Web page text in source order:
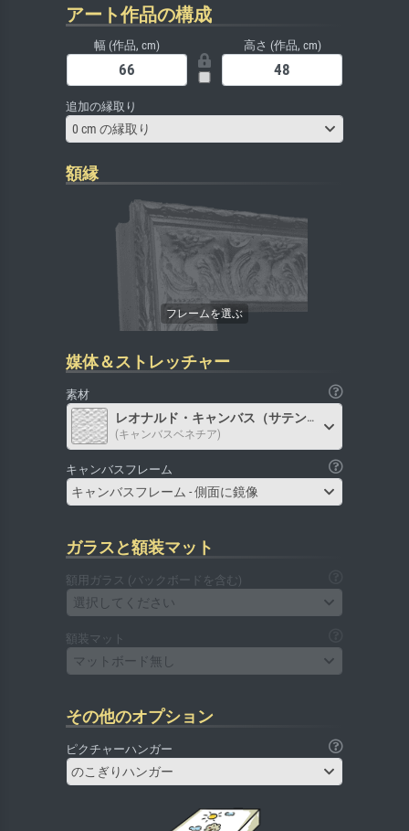
アート作品の構成
幅 (作品, cm) 高さ (作品, cm)
追加の縁取り
0 cm の縁取り
額縁
媒体＆ストレッチャー
素材
レオナルド・キャンバス（サテン）
(キャンバスベネチア)
キャンバスフレーム
キャンバスフレーム - 側面に鏡像
ガラスと額装マット
額用ガラス (バックボードを含む)
選択してください
額装マット
マットボード無し
その他のオプション
ピクチャーハンガー
のこぎりハンガー